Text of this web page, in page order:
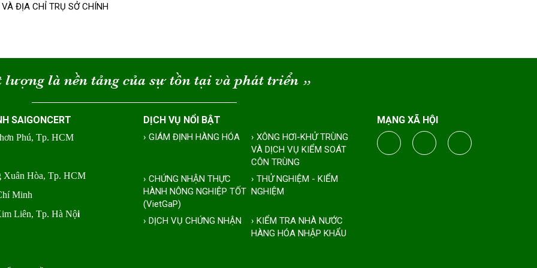
ĐỊA CHỈ TRỤ SỞ CHÍNH
lượng là nền tảng của sự tồn tại và phát triển “
SAIGONCERT
Phú, Tp. HCM
Xuân Hòa, Tp. HCM
Minh
Liên, Tp. Hà Nội
DỊCH VỤ NỔI BẬT
› DỊCH VỤ CHỨNG NHẬN
› KIỂM TRA NHÀ NƯỚC
HÀNG HÓA NHẬP KHẨU
› CHỨNG NHẬN THỰC
HÀNH NÔNG NGHIỆP TỐT
(VietGaP)
› THỬ NGHIỆM - KIỂM
NGHIỆM
› GIÁM ĐỊNH HÀNG HÓA
› XÔNG HƠI-KHỬ TRÙNG
VÀ DỊCH VỤ KIỂM SOÁT
CÔN TRÙNG
MẠNG XÃ HỘI